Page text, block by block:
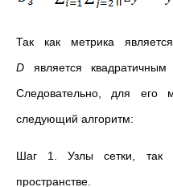
Так как метрика
D является
Следовательно, для его
следующий алгоритм:
Шаг 1. Узлы сетки, так
пространстве.